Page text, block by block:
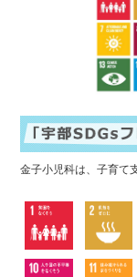
金子小児科は、子育て